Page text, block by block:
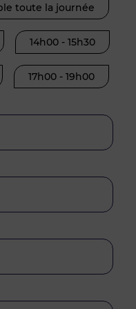
toute la journée
14h00 - 15h30
17h00 - 19h00